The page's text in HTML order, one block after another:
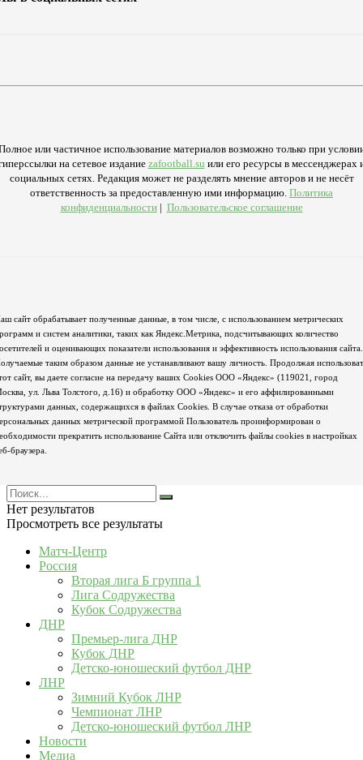
или частичное использование материалов возможно только при
на сетевое издание zafootball.su или его ресурсы в мессенджерах
социальных сетях. Редакция может не разделять мнение авторов и не несёт
ответственность за предоставленную ими информацию. Политика
конфиденциальности| Пользовательское соглашение
сайт обрабатывает полученные данные, в том числе, с использованием метрических
и систем аналитики, таких как Яндекс.Метрика, подсчитывающих количество
и оценивающих показатели использования и эффективность использования сайта.
таким образом данные не устанавливают вашу личность. Продолжая
сайт, вы даете согласие на передачу ваших Cookies ООО «Яндекс» (119021, город
ул. Льва Толстого, д.16) и обработку ООО «Яндекс» и его аффилированными
данных, содержащихся в файлах Cookies. В случае отказа от обработки
данных метрической программой Пользователь проинформирован о
прекратить использование Сайта или отключить файлы cookies в настройках
браузера.
Нет результатов
Просмотреть все результаты
Матч-Центр
Россия
Вторая лига Б группа 1
Лига Содружества
Кубок Содружества
ДНР
Премьер-лига ДНР
Кубок ДНР
Детско-юношеский футбол ДНР
ЛНР
Зимний Кубок ЛНР
Чемпионат ЛНР
Детско-юношеский футбол ЛНР
Новости
Медиа